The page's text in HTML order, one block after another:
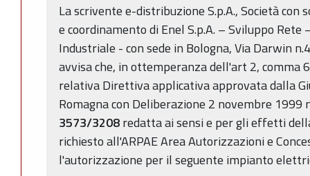
La scrivente e-distribuzione S.p.A., Società con
e coordinamento di Enel S.p.A. – Sviluppo
Industriale - con sede in Bologna, Via Darwin
avvisa che, in ottemperanza dell'art 2, comma
relativa Direttiva applicativa approvata dalla
Romagna con Deliberazione 2 novembre 1999
3573/3208redatta ai sensi e per gli effetti
richiesto all'ARPAE Area Autorizzazioni e
l'autorizzazione per il seguente impianto